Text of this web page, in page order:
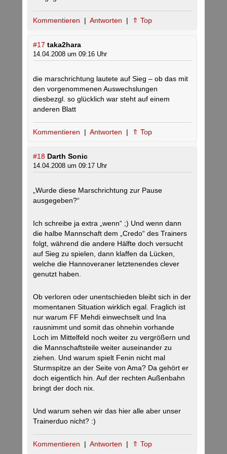
Kommentieren | Antworten | ⇑ Top
#17 taka2hara
14.04.2008 um 09:16 Uhr
die marschrichtung lautete auf Sieg – ob das mit
den vorgenommenen Auswechslungen
diesbezgl. so glücklich war steht auf einem
anderen Blatt
Kommentieren | Antworten | ⇑ Top
#18 Darth Sonic
14.04.2008 um 09:17 Uhr
„Wurde diese Marschrichtung zur Pause
ausgegeben?“
Ich schreibe ja extra „wenn“ ;) Und wenn dann
die halbe Mannschaft dem „Credo“ des Trainers
folgt, während die andere Hälfte doch versucht
auf Sieg zu spielen, dann klaffen da Lücken,
welche die Hannoveraner letztenendes clever
genutzt haben.
Ob verloren oder unentschieden bleibt sich in der
momentanen Situation wirklich egal. Fraglich ist
nur warum FF Mehdi einwechselt und Ina
rausnimmt und somit das ohnehin vorhande
Loch im Mittelfeld noch weiter zu vergrößern und
die Mannschaftsteile weiter auseinander zu
ziehen. Und warum spielt Fenin nicht mal
Sturmspitze an der Seite von Ama? Da gehört er
doch eigentlich hin. Auf der rechten Außenbahn
bringt der doch nix.
Und warum sehen wir das hier alle aber unser
Trainerduo nicht? :)
Kommentieren | Antworten | ⇑ Top